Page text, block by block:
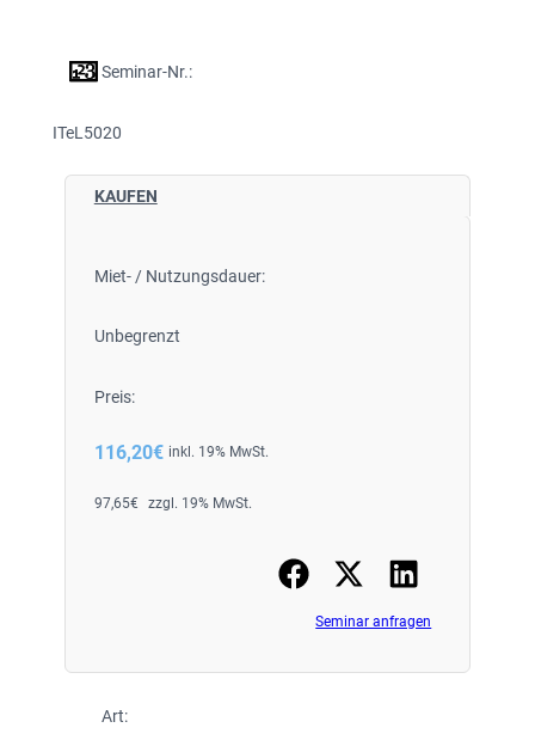
Seminar-Nr.:
ITeL5020
KAUFEN
Miet- / Nutzungsdauer:
Unbegrenzt
Preis:
116,20€ inkl. 19% MwSt.
97,65€ zzgl. 19% MwSt.
Seminar anfragen
Art: